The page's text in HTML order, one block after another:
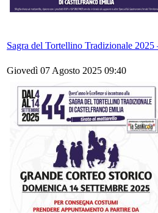
Sagra del Tortellino Tradizionale
Giovedì 07 Agosto 2025 09:40